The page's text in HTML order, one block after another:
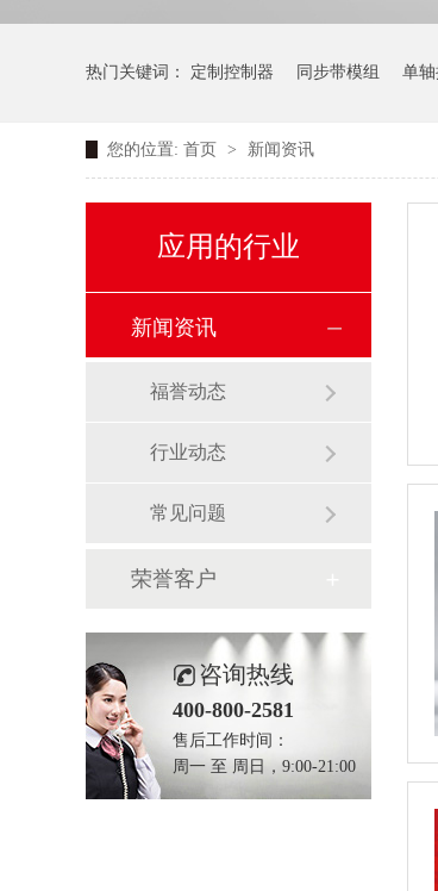
热门关键词： 定制控制器 同步带模组 单
您的位置: 首页 > 新闻资讯
应用的行业
新闻资讯
福誉动态
行业动态
常见问题
荣誉客户
咨询热线
400-800-2581
售后工作时间：
周一 至 周日，9:00-21:00